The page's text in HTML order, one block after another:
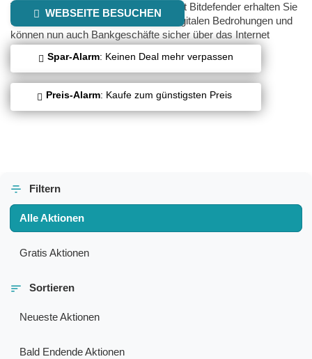
Vertrauen auch Sie auf Bitdefender. Mit Bitdefender erhalten Sie
modernsten, proaktiven Schutz vor digitalen Bedrohungen und
können nun auch Bankgeschäfte sicher über das Internet
abwickeln.
WEBSEITE BESUCHEN
Spar-Alarm: Keinen Deal mehr verpassen
Preis-Alarm: Kaufe zum günstigsten Preis
Filtern
Alle Aktionen
Gratis Aktionen
Sortieren
Neueste Aktionen
Bald Endende Aktionen